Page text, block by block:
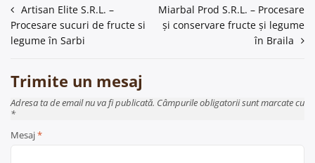
Navigare
în
Artisan Elite S.R.L. –
Procesare sucuri de fructe si
legume în Sarbi
Miarbal Prod S.R.L. – Procesare
și conservare fructe și legume
în Braila
Trimite un mesaj
Adresa ta de email nu va fi publicată. Câmpurile obligatorii sunt marcate cu
*
Mesaj*